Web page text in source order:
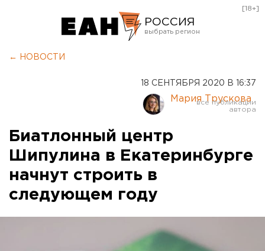
РОССИЯ
Курган
Оренбург
[18+]
← НОВОСТИ
18 СЕНТЯБРЯ 2020 В 16:37
Мария Трускова
Биатлонный центр
Шипулина в Екатеринбурге
начнут строить в
следующем году